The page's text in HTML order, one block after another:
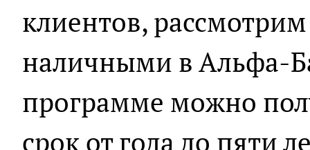
клиентов,
наличными в Альфа-
программе можно
срок от года до пяти